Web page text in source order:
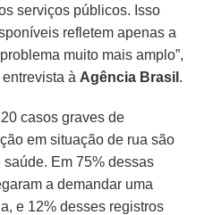
serviços públicos. Isso
refletem apenas a
muito mais amplo”,
à Agência Brasil .
casos graves de
em situação de rua são
Em 75% dessas
a demandar uma
e 12% desses registros